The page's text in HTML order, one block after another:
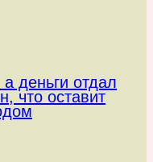
деньги отдал
что оставит